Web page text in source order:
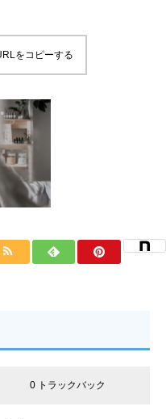
をコピーする
0 トラックバック